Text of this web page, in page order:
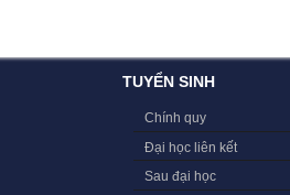
TUYỂN SINH
Chính quy
Đại học liên kết
Sau đại học